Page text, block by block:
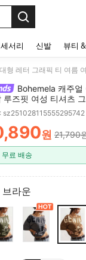
서리 신발 뷰티
형 레터 그래픽 티 여름
Bohemela 캐주얼
루즈핏 여성 티셔츠
의류
sz251028115555295742
원 21,790
무료 배송
브라운